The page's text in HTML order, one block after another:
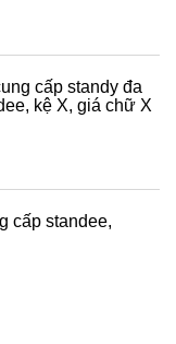
cấp standy đa
kệ X, giá chữ X
cấp standee,